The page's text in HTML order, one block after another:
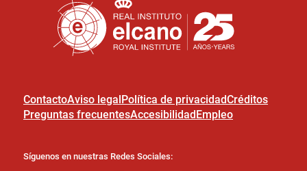
ContactoAviso legalPolítica de privacidadCréditos
Preguntas frecuentesAccesibilidadEmpleo
Síguenos en nuestras Redes Sociales: